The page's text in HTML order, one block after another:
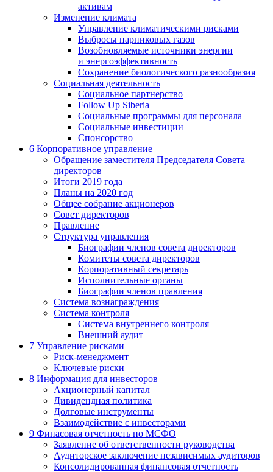
активам
Изменение климата
Управление климатическими рисками
Выбросы парниковых газов
Возобновляемые источники энергии
и энергоэффективность
Сохранение биологического разнообразия
Социальная деятельность
Социальное партнерство
Follow Up Siberia
Социальные программы для персонала
Социальные инвестиции
Спонсорство
6 Корпоративное управление
Обращение заместителя Председателя Совета
директоров
Итоги 2019 года
Планы на 2020 год
Общее собрание акционеров
Совет директоров
Правление
Структура управления
Биографии членов совета директоров
Комитеты совета директоров
Корпоративный секретарь
Исполнительные органы
Биографии членов правления
Система вознаграждения
Система контроля
Система внутреннего контроля
Внешний аудит
7 Управление рисками
Риск-менеджмент
Ключевые риски
8 Информация для инвесторов
Акционерный капитал
Дивидендная политика
Долговые инструменты
Взаимодействие с инвеcторами
9 Финасовая отчетность по МСФО
Заявление об ответственности руководства
Аудиторское заключение независимых аудиторов
Консолидированная финансовая отчетность